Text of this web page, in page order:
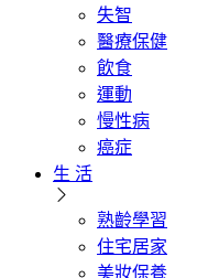
失智
醫療保健
飲食
運動
慢性病
癌症
生 活
熟齡學習
住宅居家
美妝保養